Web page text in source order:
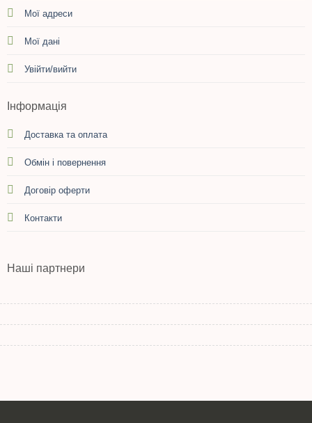
Мої адреси
Мої дані
Увійти/вийти
Інформація
Доставка та оплата
Обмін і повернення
Договір оферти
Контакти
Наші партнери